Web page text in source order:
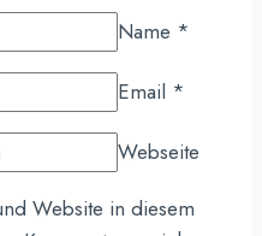
Name *
Email *
Webseite
Website in diesem